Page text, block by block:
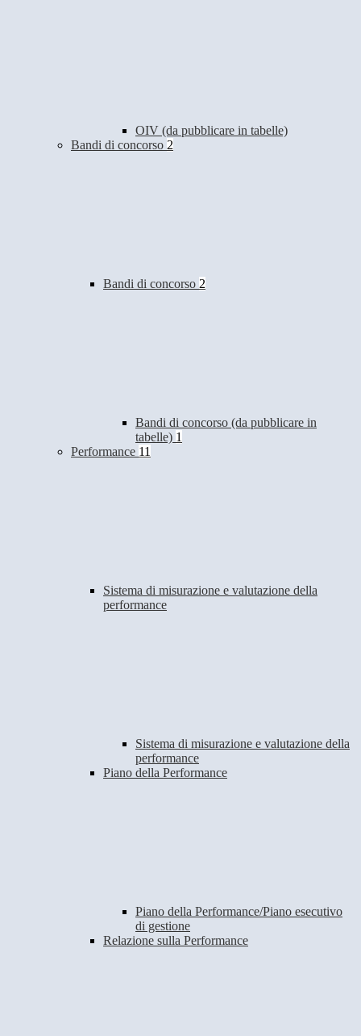
OIV (da pubblicare in tabelle)
Bandi di concorso 2
Bandi di concorso 2
Bandi di concorso (da pubblicare in
tabelle) 1
Performance 11
Sistema di misurazione e valutazione della
performance
Sistema di misurazione e valutazione della
performance
Piano della Performance
Piano della Performance/Piano esecutivo
di gestione
Relazione sulla Performance